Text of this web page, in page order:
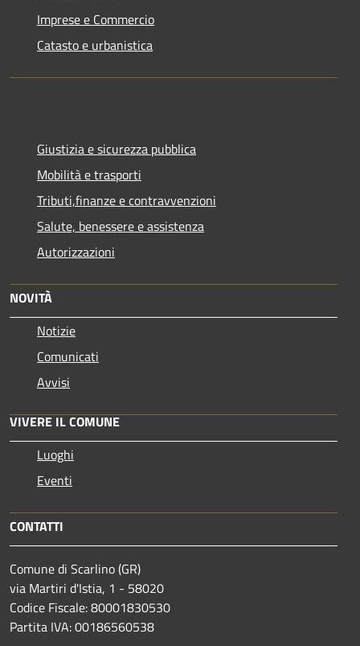
Imprese e Commercio
Catasto e urbanistica
Giustizia e sicurezza pubblica
Mobilità e trasporti
Tributi,finanze e contravvenzioni
Salute, benessere e assistenza
Autorizzazioni
NOVITÀ
Notizie
Comunicati
Avvisi
VIVERE IL COMUNE
Luoghi
Eventi
CONTATTI
Comune di Scarlino (GR)
via Martiri d'Istia, 1 - 58020
Codice Fiscale: 80001830530
Partita IVA: 00186560538